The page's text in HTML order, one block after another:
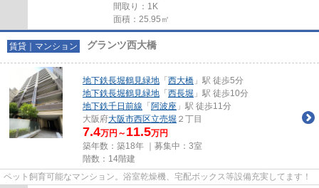
間取り：1K
面積：25.95㎡
賃貸｜マンション グランツ西大橋
地下鉄長堀鶴見緑地 「 西大橋 」駅 徒歩5分
地下鉄長堀鶴見緑地 「 西長堀 」駅 徒歩10分
地下鉄千日前線 「 阿波座 」駅 徒歩11分
大阪府大阪市西区立売堀 ２丁目
7.4万円～ 11.5万円
築年数：築18年 ｜募集中： 3室
階数：14階建
ペット飼育可能なマンション。浴室乾燥機、宅配ボックス等設備充実してます！